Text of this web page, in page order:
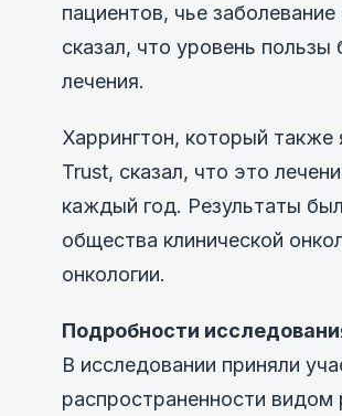
пациентов, чье
сказал, что уровень
лечения.
Харрингтон, который также
Trust, сказал, что это
каждый год. Результаты
общества клинической
онкологии.
Подробности
В исследовании приняли
распространенности